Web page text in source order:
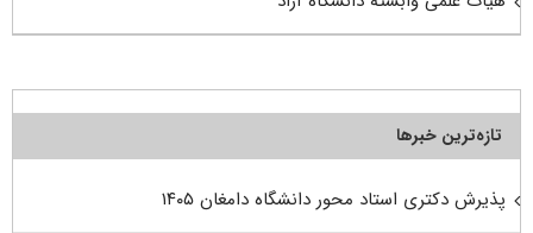
تازه‌ترین خبرها
پذیرش دکتری استاد محور دانشگاه دامغان ۱۴۰۵